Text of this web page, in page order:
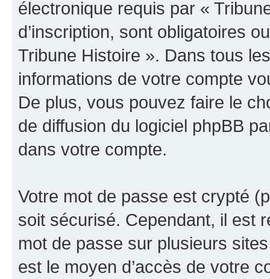
électronique requis par «
d’inscription, sont obligatoires
Tribune Histoire ». Dans tous
informations de votre compte
De plus, vous pouvez faire le
de diffusion du logiciel phpBB
dans votre compte.
Votre mot de passe est crypté
soit sécurisé. Cependant, il est
mot de passe sur plusieurs
est le moyen d’accès de votre